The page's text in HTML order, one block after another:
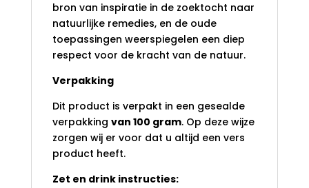
bron van inspiratie in de zoektocht naar
natuurlijke remedies, en de oude
toepassingen weerspiegelen een diep
respect voor de kracht van de natuur.
Verpakking
Dit product is verpakt in een gesealde
verpakking van 100 gram. Op deze wijze
zorgen wij er voor dat u altijd een vers
product heeft.
Zet en drink instructies: